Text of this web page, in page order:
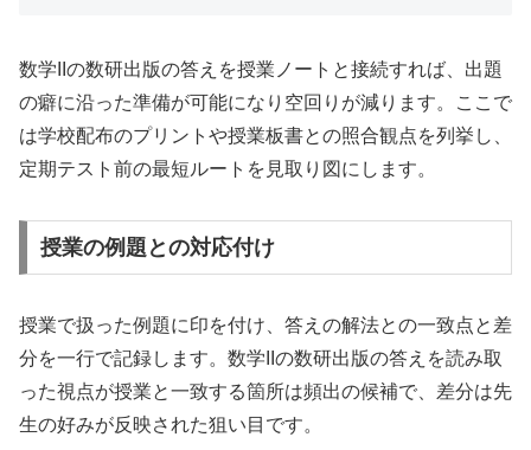
数学IIの数研出版の答えを授業ノートと接続すれば、出題
の癖に沿った準備が可能になり空回りが減ります。ここで
は学校配布のプリントや授業板書との照合観点を列挙し、
定期テスト前の最短ルートを見取り図にします。
授業の例題との対応付け
授業で扱った例題に印を付け、答えの解法との一致点と差
分を一行で記録します。数学IIの数研出版の答えを読み取
った視点が授業と一致する箇所は頻出の候補で、差分は先
生の好みが反映された狙い目です。